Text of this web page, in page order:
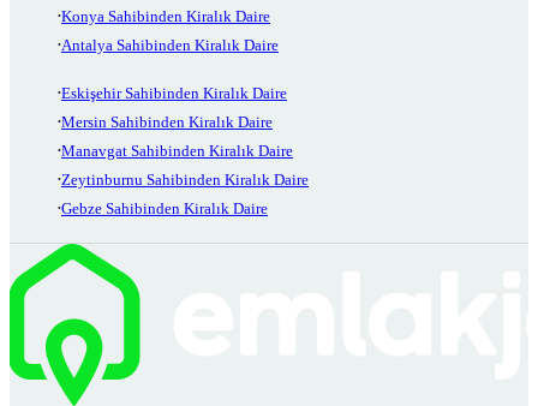
Konya Sahibinden Kiralık Daire
Antalya Sahibinden Kiralık Daire
Eskişehir Sahibinden Kiralık Daire
Mersin Sahibinden Kiralık Daire
Manavgat Sahibinden Kiralık Daire
Zeytinburnu Sahibinden Kiralık Daire
Gebze Sahibinden Kiralık Daire